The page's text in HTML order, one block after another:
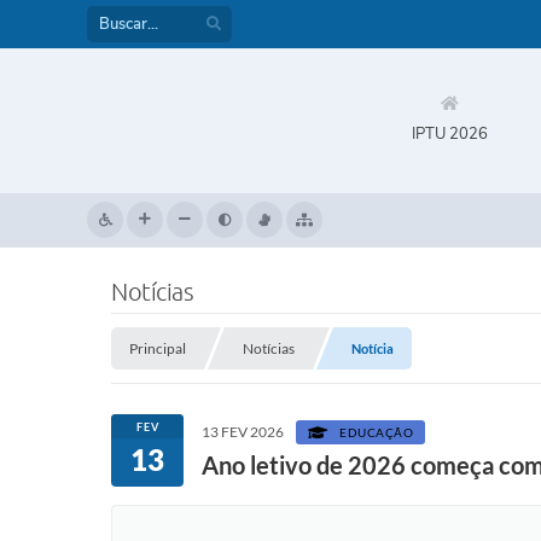
IPTU 2026
Notícias
Principal Notícias Notícia
FEV
13
13 FEV 2026 EDUCAÇÃO
Ano letivo de 2026 começa